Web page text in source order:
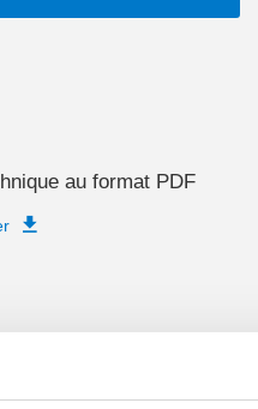
au format PDF